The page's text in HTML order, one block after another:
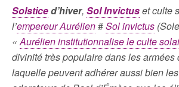
Solsticed’hiver, Sol Invictuset culte
l’empereur Aurélien#Sol invictus
«Aurélien institutionnalise le culte
divinité très populaire dans les armées
laquelle peuvent adhérer aussi bien